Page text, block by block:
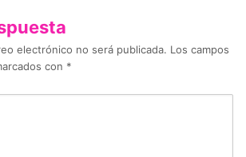
electrónico no será publicada. Los campos
con *